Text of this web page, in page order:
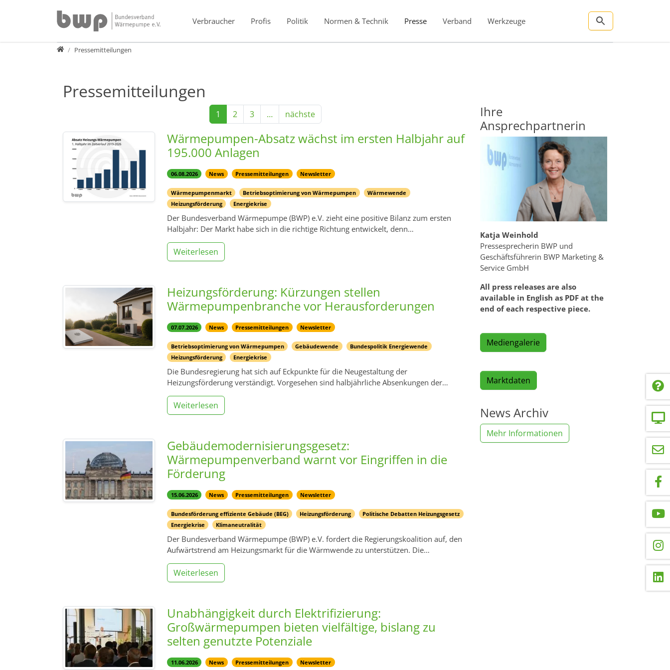
Verbraucher
Profis Politik Normen & Technik Presse Verband Werkzeuge
PressePressemitteilungen
Pressemitteilungen
1 2 3 … nächste
Wärmepumpen-Absatz wächst im ersten Halbjahr auf
195.000 Anlagen
06.08.2026 News Pressemitteilungen Newsletter
Wärmepumpenmarkt Betriebsoptimierung von Wärmepumpen
Wärmewende
Heizungsförderung
Energiekrise
Der Bundesverband Wärmepumpe (BWP) e.V. zieht eine positive Bilanz zum ersten
Halbjahr: Der Markt habe sich in die richtige Richtung entwickelt, denn…
Weiterlesen
Heizungsförderung: Kürzungen stellen
Wärmepumpenbranche vor Herausforderungen
07.07.2026 News Pressemitteilungen Newsletter
Betriebsoptimierung von Wärmepumpen Gebäudewende
Bundespolitik Energiewende
Heizungsförderung
Energiekrise
Die Bundesregierung hat sich auf Eckpunkte für die Neugestaltung der
Heizungsförderung verständigt. Vorgesehen sind halbjährliche Absenkungen der…
Weiterlesen
Gebäudemodernisierungsgesetz:
Wärmepumpenverband warnt vor Eingriffen in die
Förderung
15.06.2026 News Pressemitteilungen Newsletter
Bundesförderung effiziente Gebäude (BEG) Heizungsförderung
Politische Debatten Heizungsgesetz
Energiekrise
Klimaneutralität
Der Bundesverband Wärmepumpe (BWP) e.V. fordert die Regierungskoalition auf, den
Aufwärtstrend am Heizungsmarkt für die Wärmwende zu unterstützen. Die…
Weiterlesen
Unabhängigkeit durch Elektrifizierung:
Großwärmepumpen bieten vielfältige, bislang zu
selten genutzte Potenziale
11.06.2026 News Pressemitteilungen Newsletter
Ihre
Ansprechpartnerin
Katja Weinhold
Pressesprecherin BWP und
Geschäftsführerin BWP Marketing &
Service GmbH
All press releases are also
available in English as PDF at the
end of each respective piece.
Mediengalerie
Marktdaten
News Archiv
Mehr Informationen